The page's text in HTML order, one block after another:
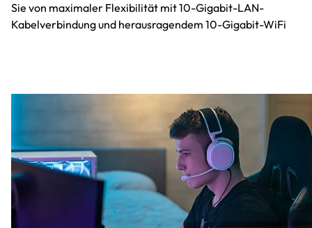
Sie von maximaler Flexibilität mit 10-Gigabit-LAN-
Kabelverbindung und herausragendem 10-Gigabit-WiFi